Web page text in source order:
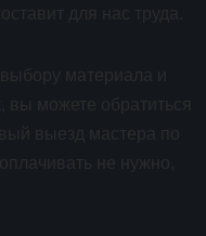
для нас труда.
материала и
вы можете обратиться
выезд мастера по
не нужно,